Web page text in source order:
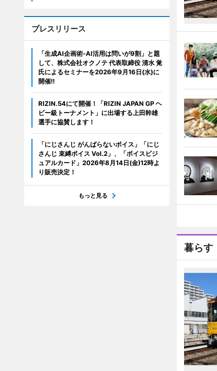
暮らす
プレスリリース
「生成AI企画術-AI活用は問いが9割」と題
して、株式会社オクノテ 代表取締役 清水 覚
氏によるセミナーを2026年9月16日(水)に
開催!!
RIZIN.54にて開催！「RIZIN JAPAN GP ヘ
ビー級トーナメント」に出場する上田幹雄
選手に協賛します！
「にじさんじ がんばらないボイス」「にじ
さんじ 束縛ボイス Vol.2」、「ボイスビジ
ュアルカード」2026年8月14日(金)12時よ
り販売決定！
もっと見る